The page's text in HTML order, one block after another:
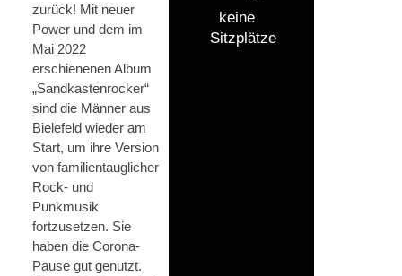
zurück! Mit neuer
Power und dem im
Mai 2022
erschienenen Album
„Sandkastenrocker“
sind die Männer aus
Bielefeld wieder am
Start, um ihre Version
von familientauglicher
Rock- und
Punkmusik
fortzusetzen. Sie
haben die Corona-
Pause gut genutzt.
keine
Sitzplätze